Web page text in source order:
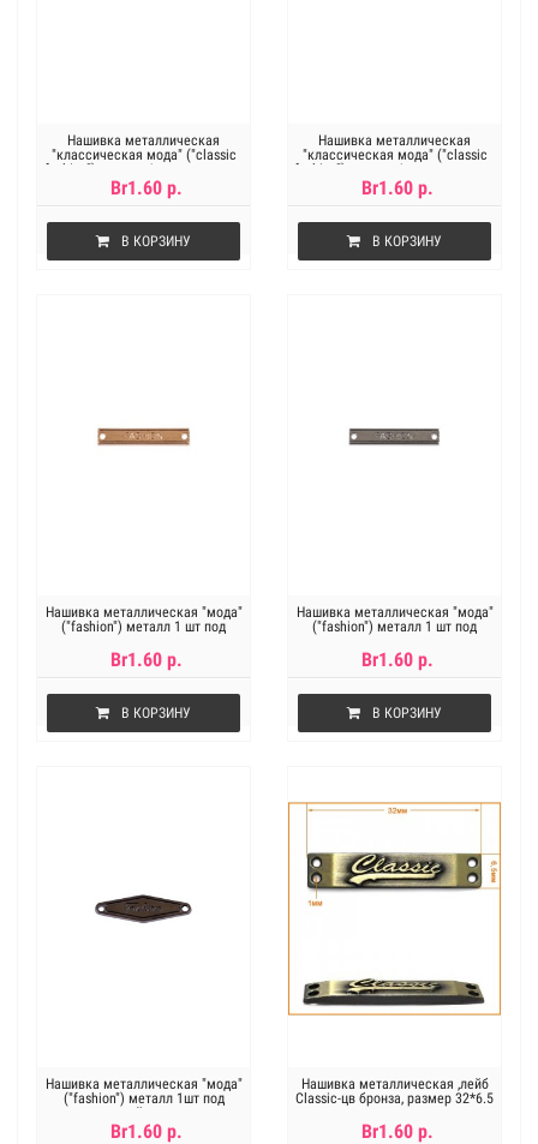
Нашивка металлическая
"классическая мода" ("classic
fashion") металл 1 шт под золото
Br1.60 р.
В КОРЗИНУ
Нашивка металлическая
"классическая мода" ("classic
fashion") металл 1 шт под никель
Br1.60 р.
В КОРЗИНУ
Нашивка металлическая "мода"
("fashion") металл 1 шт под
Br1.60 р.
В КОРЗИНУ
Нашивка металлическая "мода"
("fashion") металл 1 шт под
Br1.60 р.
В КОРЗИНУ
Нашивка металлическая "мода"
("fashion") металл 1шт под
черный никель
Br1.60 р.
Нашивка металлическая ,лейб
Classic-цв бронза, размер 32*6.5
Br1.60 р.